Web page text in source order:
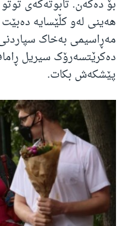
بۆ دەکەن. تابوتەکەی
هەینی لەو کڵێسایە
مەڕاسیمی بەخاک
دەکرێتسەرۆک سیریل
پێشکەش بکات.